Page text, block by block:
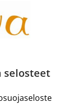
selosteet